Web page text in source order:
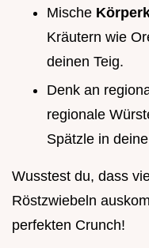
Mische
Kräutern wie
deinen Teig.
Denk an
regionale
Spätzle in
Wusstest du, dass
Röstzwiebeln
perfekten Crunch!